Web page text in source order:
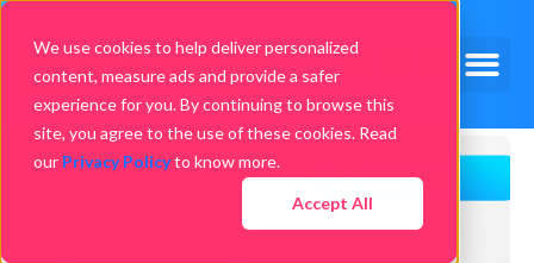
We use cookies to help deliver personalized
content, measure ads and provide a safer
experience for you. By continuing to browse this
site, you agree to the use of these cookies. Read
our Privacy Policyto know more.
Accept All